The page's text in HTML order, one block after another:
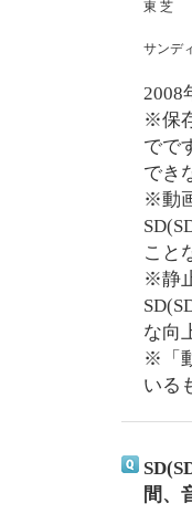
東 芝
サンデ
2008
※保
でで
でき
※動
こと
※静
な向
※「
いる
間、